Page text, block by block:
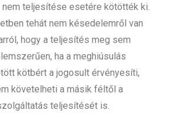
teljesítése esetére kötötték ki.
tehát nem késedelemről van
hogy a teljesítés meg sem
ha a meghiúsulás
kötbért a jogosult érvényesíti,
követelheti a másik féltől a
teljesítését is.